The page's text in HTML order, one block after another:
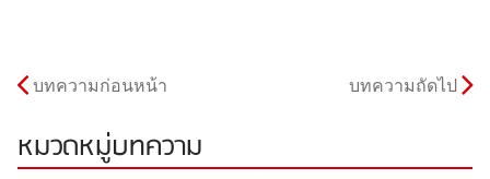
บทความก่อนหน้า บทความถัดไป
หมวดหมู่บทความ